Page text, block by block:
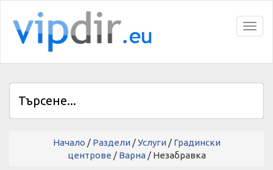
Начало / Раздели/Услуги/ Градински
центрове / Варна/ Незабравка